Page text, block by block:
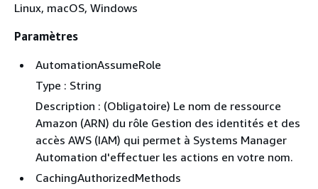
Linux, macOS, Windows
Paramètres
AutomationAssumeRole
Type : String
Description : (Obligatoire) Le nom de ressource
Amazon (ARN) du rôle Gestion des identités et des
accès AWS (IAM) qui permet à Systems Manager
Automation d'effectuer les actions en votre nom.
CachingAuthorizedMethods